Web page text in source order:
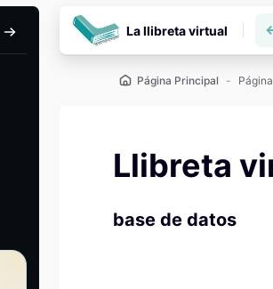
Buscar
La llibreta virtual
Página Principal
Llibreta
base de datos